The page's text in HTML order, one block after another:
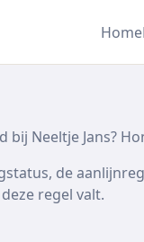
Home
bij Neeltje Jans?
de
regel valt.